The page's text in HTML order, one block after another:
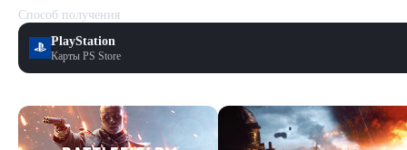
Способ получения
PlayStation
Карты PS Store